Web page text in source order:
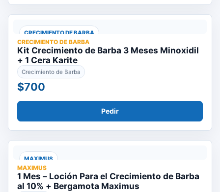
CRECIMIENTO DE BARBA
CRECIMIENTO DE BARBA
Kit Crecimiento de Barba 3 Meses Minoxidil
+ 1 Cera Karite
Crecimiento de Barba
$700
Pedir
MAXIMUS
MAXIMUS
1 Mes – Loción Para el Crecimiento de Barba
al 10% + Bergamota Maximus